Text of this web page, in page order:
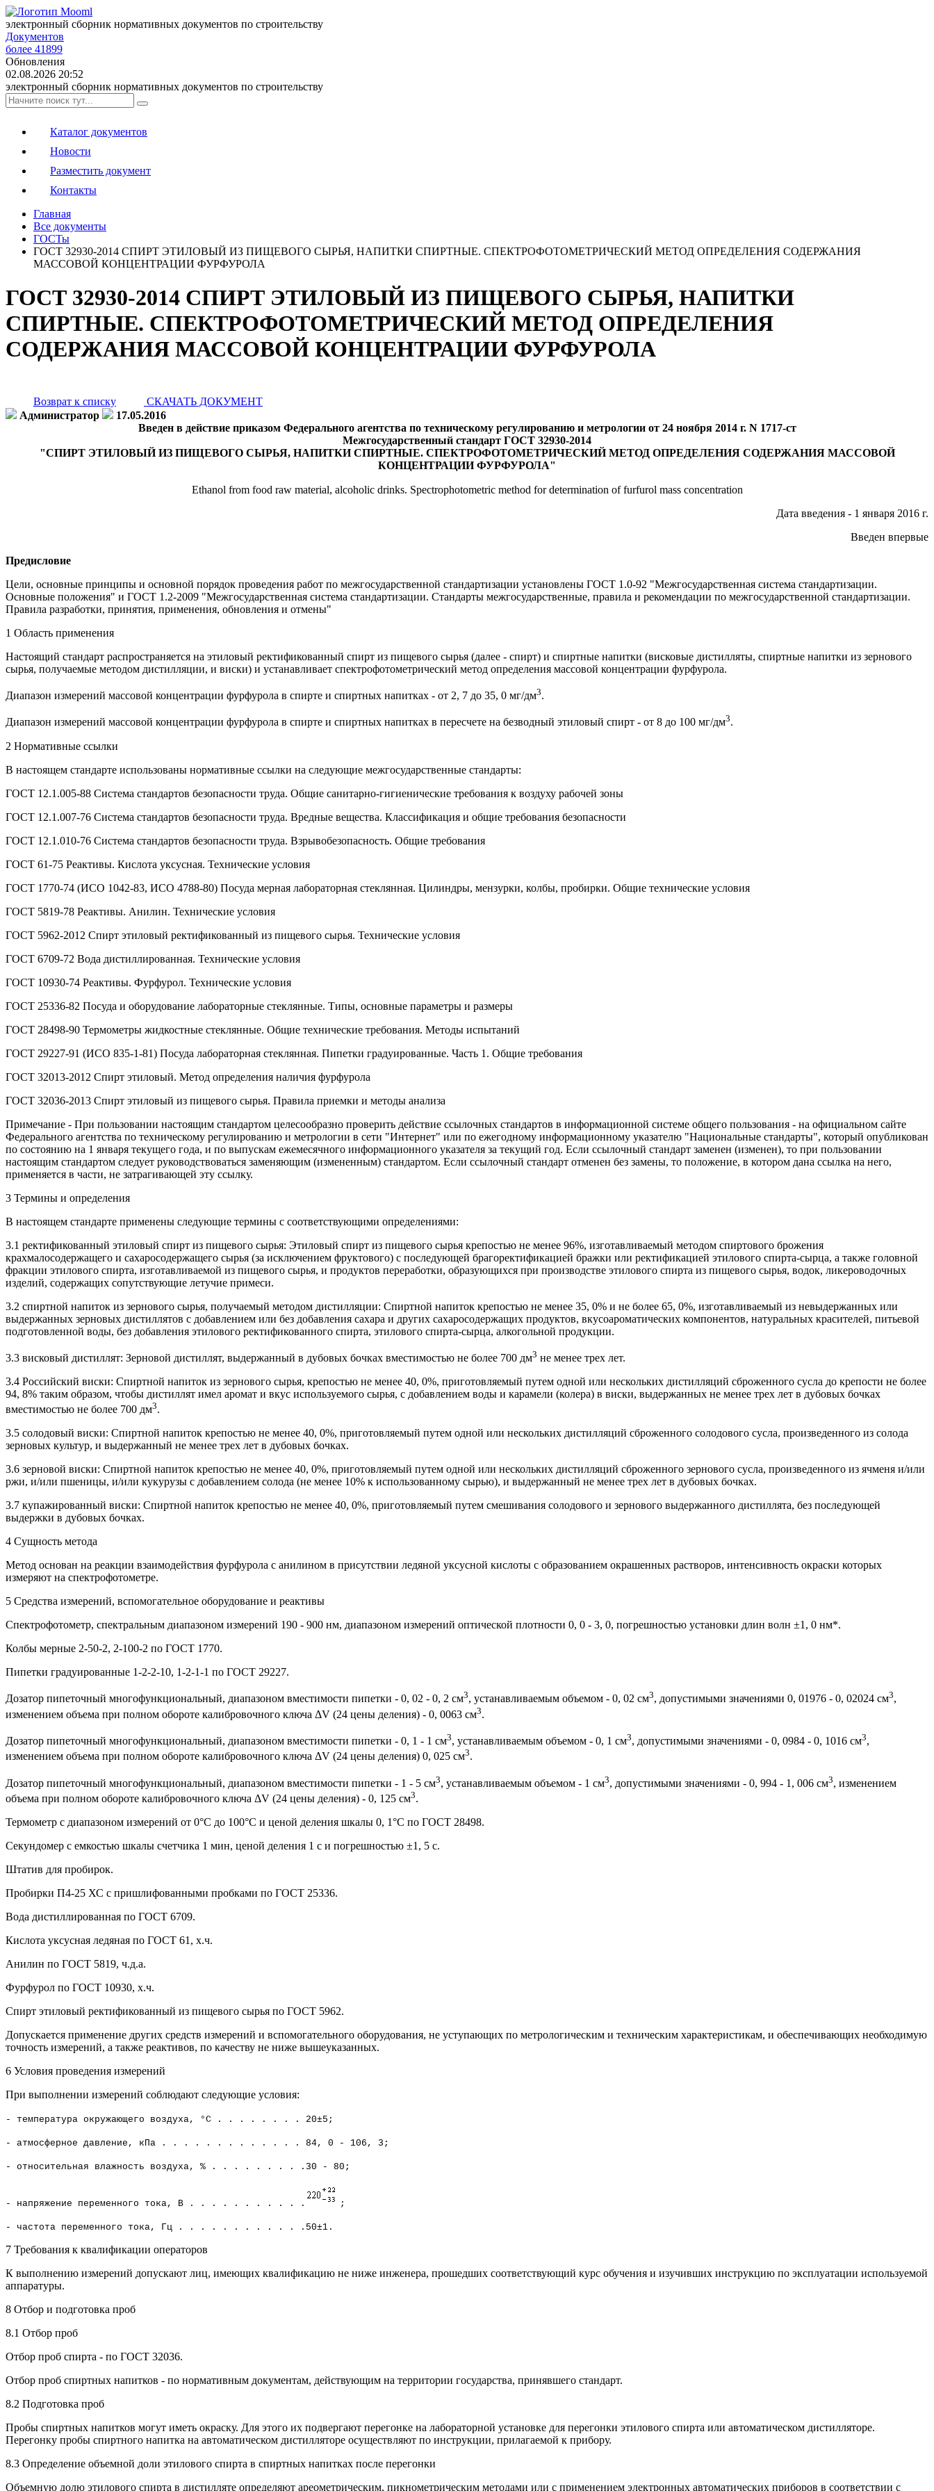
электронный сборник нормативных документов по строительству
Документов
более 41899
Обновления
02.08.2026 20:52
электронный сборник нормативных документов по строительству
Каталог документов
Новости
Разместить документ
Контакты
Главная
Все документы
ГОСТы
ГОСТ 32930-2014 СПИРТ ЭТИЛОВЫЙ ИЗ ПИЩЕВОГО СЫРЬЯ, НАПИТКИ СПИРТНЫЕ. СПЕКТРОФОТОМЕТРИЧЕСКИЙ МЕТОД ОПРЕДЕЛЕНИЯ СОДЕРЖАНИЯ
МАССОВОЙ КОНЦЕНТРАЦИИ ФУРФУРОЛА
ГОСТ 32930-2014 СПИРТ ЭТИЛОВЫЙ ИЗ ПИЩЕВОГО СЫРЬЯ, НАПИТКИ
СПИРТНЫЕ. СПЕКТРОФОТОМЕТРИЧЕСКИЙ МЕТОД ОПРЕДЕЛЕНИЯ
СОДЕРЖАНИЯ МАССОВОЙ КОНЦЕНТРАЦИИ ФУРФУРОЛА
Возврат к списку
СКАЧАТЬ ДОКУМЕНТ
Администратор
17.05.2016
Введен в действие приказом Федерального агентства по техническому регулированию и метрологии от 24 ноября 2014 г. N 1717-ст
Межгосударственный стандарт ГОСТ 32930-2014
"СПИРТ ЭТИЛОВЫЙ ИЗ ПИЩЕВОГО СЫРЬЯ, НАПИТКИ СПИРТНЫЕ. СПЕКТРОФОТОМЕТРИЧЕСКИЙ МЕТОД ОПРЕДЕЛЕНИЯ СОДЕРЖАНИЯ МАССОВОЙ
КОНЦЕНТРАЦИИ ФУРФУРОЛА"
Ethanol from food raw material, alcoholic drinks. Spectrophotometric method for determination of furfurol mass concentration
Дата введения - 1 января 2016 г.
Введен впервые
Предисловие
Цели, основные принципы и основной порядок проведения работ по межгосударственной стандартизации установлены ГОСТ 1.0-92 "Межгосударственная система стандартизации.
Основные положения" и ГОСТ 1.2-2009 "Межгосударственная система стандартизации. Стандарты межгосударственные, правила и рекомендации по межгосударственной стандартизации.
Правила разработки, принятия, применения, обновления и отмены"
1 Область применения
Настоящий стандарт распространяется на этиловый ректификованный спирт из пищевого сырья (далее - спирт) и спиртные напитки (висковые дистилляты, спиртные напитки из зернового
сырья, получаемые методом дистилляции, и виски) и устанавливает спектрофотометрический метод определения массовой концентрации фурфурола.
Диапазон измерений массовой концентрации фурфурола в спирте и спиртных напитках - от 2, 7 до 35, 0 мг/дм3.
Диапазон измерений массовой концентрации фурфурола в спирте и спиртных напитках в пересчете на безводный этиловый спирт - от 8 до 100 мг/дм3.
2 Нормативные ссылки
В настоящем стандарте использованы нормативные ссылки на следующие межгосударственные стандарты:
ГОСТ 12.1.005-88 Система стандартов безопасности труда. Общие санитарно-гигиенические требования к воздуху рабочей зоны
ГОСТ 12.1.007-76 Система стандартов безопасности труда. Вредные вещества. Классификация и общие требования безопасности
ГОСТ 12.1.010-76 Система стандартов безопасности труда. Взрывобезопасность. Общие требования
ГОСТ 61-75 Реактивы. Кислота уксусная. Технические условия
ГОСТ 1770-74 (ИСО 1042-83, ИСО 4788-80) Посуда мерная лабораторная стеклянная. Цилиндры, мензурки, колбы, пробирки. Общие технические условия
ГОСТ 5819-78 Реактивы. Анилин. Технические условия
ГОСТ 5962-2012 Спирт этиловый ректификованный из пищевого сырья. Технические условия
ГОСТ 6709-72 Вода дистиллированная. Технические условия
ГОСТ 10930-74 Реактивы. Фурфурол. Технические условия
ГОСТ 25336-82 Посуда и оборудование лабораторные стеклянные. Типы, основные параметры и размеры
ГОСТ 28498-90 Термометры жидкостные стеклянные. Общие технические требования. Методы испытаний
ГОСТ 29227-91 (ИСО 835-1-81) Посуда лабораторная стеклянная. Пипетки градуированные. Часть 1. Общие требования
ГОСТ 32013-2012 Спирт этиловый. Метод определения наличия фурфурола
ГОСТ 32036-2013 Спирт этиловый из пищевого сырья. Правила приемки и методы анализа
Примечание - При пользовании настоящим стандартом целесообразно проверить действие ссылочных стандартов в информационной системе общего пользования - на официальном сайте
Федерального агентства по техническому регулированию и метрологии в сети "Интернет" или по ежегодному информационному указателю "Национальные стандарты", который опубликован
по состоянию на 1 января текущего года, и по выпускам ежемесячного информационного указателя за текущий год. Если ссылочный стандарт заменен (изменен), то при пользовании
настоящим стандартом следует руководствоваться заменяющим (измененным) стандартом. Если ссылочный стандарт отменен без замены, то положение, в котором дана ссылка на него,
применяется в части, не затрагивающей эту ссылку.
3 Термины и определения
В настоящем стандарте применены следующие термины с соответствующими определениями:
3.1 ректификованный этиловый спирт из пищевого сырья: Этиловый спирт из пищевого сырья крепостью не менее 96%, изготавливаемый методом спиртового брожения
крахмалосодержащего и сахаросодержащего сырья (за исключением фруктового) с последующей брагоректификацией бражки или ректификацией этилового спирта-сырца, а также головной
фракции этилового спирта, изготавливаемой из пищевого сырья, и продуктов переработки, образующихся при производстве этилового спирта из пищевого сырья, водок, ликероводочных
изделий, содержащих сопутствующие летучие примеси.
3.2 спиртной напиток из зернового сырья, получаемый методом дистилляции: Спиртной напиток крепостью не менее 35, 0% и не более 65, 0%, изготавливаемый из невыдержанных или
выдержанных зерновых дистиллятов с добавлением или без добавления сахара и других сахаросодержащих продуктов, вкусоароматических компонентов, натуральных красителей, питьевой
подготовленной воды, без добавления этилового ректификованного спирта, этилового спирта-сырца, алкогольной продукции.
3.3 висковый дистиллят: Зерновой дистиллят, выдержанный в дубовых бочках вместимостью не более 700 дм3 не менее трех лет.
3.4 Российский виски: Спиртной напиток из зернового сырья, крепостью не менее 40, 0%, приготовляемый путем одной или нескольких дистилляций сброженного сусла до крепости не более
94, 8% таким образом, чтобы дистиллят имел аромат и вкус используемого сырья, с добавлением воды и карамели (колера) в виски, выдержанных не менее трех лет в дубовых бочках
вместимостью не более 700 дм3.
3.5 солодовый виски: Спиртной напиток крепостью не менее 40, 0%, приготовляемый путем одной или нескольких дистилляций сброженного солодового сусла, произведенного из солода
зерновых культур, и выдержанный не менее трех лет в дубовых бочках.
3.6 зерновой виски: Спиртной напиток крепостью не менее 40, 0%, приготовляемый путем одной или нескольких дистилляций сброженного зернового сусла, произведенного из ячменя и/или
ржи, и/или пшеницы, и/или кукурузы с добавлением солода (не менее 10% к использованному сырью), и выдержанный не менее трех лет в дубовых бочках.
3.7 купажированный виски: Спиртной напиток крепостью не менее 40, 0%, приготовляемый путем смешивания солодового и зернового выдержанного дистиллята, без последующей
выдержки в дубовых бочках.
4 Сущность метода
Метод основан на реакции взаимодействия фурфурола с анилином в присутствии ледяной уксусной кислоты с образованием окрашенных растворов, интенсивность окраски которых
измеряют на спектрофотометре.
5 Средства измерений, вспомогательное оборудование и реактивы
Спектрофотометр, спектральным диапазоном измерений 190 - 900 нм, диапазоном измерений оптической плотности 0, 0 - 3, 0, погрешностью установки длин волн ±1, 0 нм*.
Колбы мерные 2-50-2, 2-100-2 по ГОСТ 1770.
Пипетки градуированные 1-2-2-10, 1-2-1-1 по ГОСТ 29227.
Дозатор пипеточный многофункциональный, диапазоном вместимости пипетки - 0, 02 - 0, 2 см3, устанавливаемым объемом - 0, 02 см3, допустимыми значениями 0, 01976 - 0, 02024 см3,
изменением объема при полном обороте калибровочного ключа ΔV (24 цены деления) - 0, 0063 см3.
Дозатор пипеточный многофункциональный, диапазоном вместимости пипетки - 0, 1 - 1 см3, устанавливаемым объемом - 0, 1 см3, допустимыми значениями - 0, 0984 - 0, 1016 см3,
изменением объема при полном обороте калибровочного ключа ΔV (24 цены деления) 0, 025 см3.
Дозатор пипеточный многофункциональный, диапазоном вместимости пипетки - 1 - 5 см3, устанавливаемым объемом - 1 см3, допустимыми значениями - 0, 994 - 1, 006 см3, изменением
объема при полном обороте калибровочного ключа ΔV (24 цены деления) - 0, 125 см3.
Термометр с диапазоном измерений от 0°С до 100°С и ценой деления шкалы 0, 1°С по ГОСТ 28498.
Секундомер с емкостью шкалы счетчика 1 мин, ценой деления 1 с и погрешностью ±1, 5 с.
Штатив для пробирок.
Пробирки П4-25 ХС с пришлифованными пробками по ГОСТ 25336.
Вода дистиллированная по ГОСТ 6709.
Кислота уксусная ледяная по ГОСТ 61, х.ч.
Анилин по ГОСТ 5819, ч.д.а.
Фурфурол по ГОСТ 10930, х.ч.
Спирт этиловый ректификованный из пищевого сырья по ГОСТ 5962.
Допускается применение других средств измерений и вспомогательного оборудования, не уступающих по метрологическим и техническим характеристикам, и обеспечивающих необходимую
точность измерений, а также реактивов, по качеству не ниже вышеуказанных.
6 Условия проведения измерений
При выполнении измерений соблюдают следующие условия:
- температура окружающего воздуха, °С . . . . . . . . 20±5;
- атмосферное давление, кПа . . . . . . . . . . . . . 84, 0 - 106, 3;
- относительная влажность воздуха, % . . . . . . . . .30 - 80;
- напряжение переменного тока, В . . . . . . . . . . . ;
- частота переменного тока, Гц . . . . . . . . . . . .50±1.
7 Требования к квалификации операторов
К выполнению измерений допускают лиц, имеющих квалификацию не ниже инженера, прошедших соответствующий курс обучения и изучивших инструкцию по эксплуатации используемой
аппаратуры.
8 Отбор и подготовка проб
8.1 Отбор проб
Отбор проб спирта - по ГОСТ 32036.
Отбор проб спиртных напитков - по нормативным документам, действующим на территории государства, принявшего стандарт.
8.2 Подготовка проб
Пробы спиртных напитков могут иметь окраску. Для этого их подвергают перегонке на лабораторной установке для перегонки этилового спирта или автоматическом дистилляторе.
Перегонку пробы спиртного напитка на автоматическом дистилляторе осуществляют по инструкции, прилагаемой к прибору.
8.3 Определение объемной доли этилового спирта в спиртных напитках после перегонки
Объемную долю этилового спирта в дистилляте определяют ареометрическим, пикнометрическим методами или с применением электронных автоматических приборов в соответствии с